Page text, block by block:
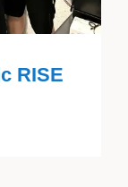
RISE